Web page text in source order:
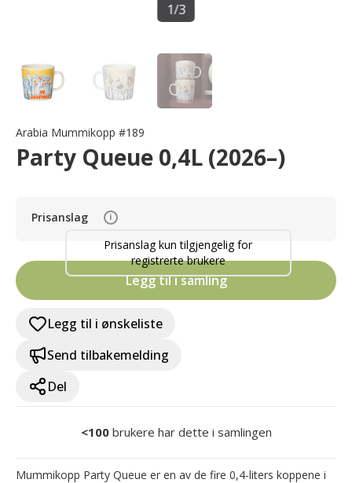
1/3
Arabia Mummikopp #189
Party Queue 0,4L (2026–)
Prisanslag i
Prisanslag kun tilgjengelig for
registrerte brukere
Legg til i samling
Legg til i ønskeliste
Send tilbakemelding
Del
<100 brukere har dette i samlingen
Mummikopp Party Queue er en av de fire 0,4-liters koppene i